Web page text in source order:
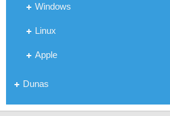
Windows
Linux
Apple
Dunas